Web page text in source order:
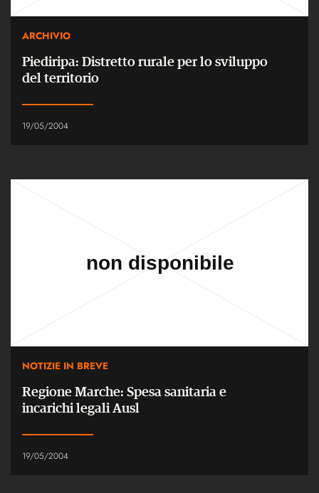
ARCHIVIO
Piediripa: Distretto rurale per lo sviluppo
del territorio
19/05/2004
NOTIZIE IN BREVE
Regione Marche: Spesa sanitaria e
incarichi legali Ausl
19/05/2004